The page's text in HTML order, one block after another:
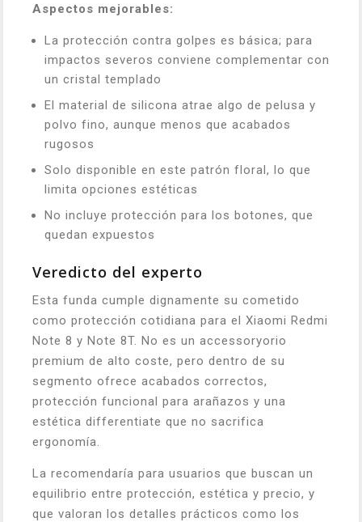
Aspectos mejorables:
La protección contra golpes es básica; para
impactos severos conviene complementar con
un cristal templado
El material de silicona atrae algo de pelusa y
polvo fino, aunque menos que acabados
rugosos
Solo disponible en este patrón floral, lo que
limita opciones estéticas
No incluye protección para los botones, que
quedan expuestos
Veredicto del experto
Esta funda cumple dignamente su cometido
como protección cotidiana para el Xiaomi Redmi
Note 8 y Note 8T. No es un accessoryorio
premium de alto coste, pero dentro de su
segmento ofrece acabados correctos,
protección funcional para arañazos y una
estética differentiate que no sacrifica
ergonomía.
La recomendaría para usuarios que buscan un
equilibrio entre protección, estética y precio, y
que valoran los detalles prácticos como los